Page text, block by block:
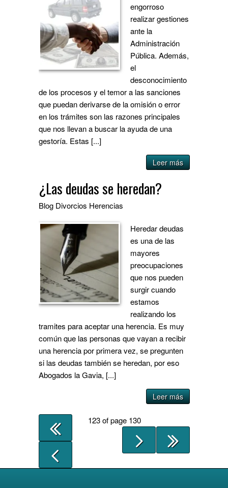
engorroso
realizar gestiones
ante la
Administración
Pública. Además,
el
desconocimiento
de los procesos y el temor a las sanciones
que puedan derivarse de la omisión o error
en los trámites son las razones principales
que nos llevan a buscar la ayuda de una
gestoría. Estas [...]
Leer más
¿Las deudas se heredan?
Blog Divorcios Herencias
Heredar deudas
es una de las
mayores
preocupaciones
que nos pueden
surgir cuando
estamos
realizando los
tramites para aceptar una herencia. Es muy
común que las personas que vayan a recibir
una herencia por primera vez, se pregunten
si las deudas también se heredan, por eso
Abogados la Gavia, [...]
Leer más
123 of page 130